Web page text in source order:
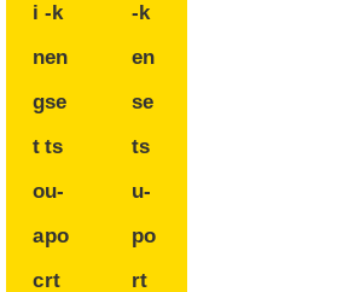
i
n
g
t
o
a
c
-k
en
se
ts
u-
po
rt
-k
en
se
ts
u-
po
rt